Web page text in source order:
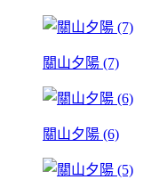
關山夕陽 (7)
關山夕陽 (6)